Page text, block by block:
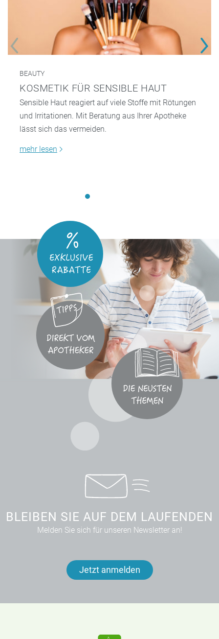
BEAUTY
KOSMETIK FÜR SENSIBLE HAUT
Sensible Haut reagiert auf viele Stoffe mit Rötungen
und Irritationen. Mit Beratung aus Ihrer Apotheke
lässt sich das vermeiden.
mehr lesen
BLEIBEN SIE AUF DEM LAUFENDEN
Melden Sie sich für unseren Newsletter an!
Jetzt anmelden